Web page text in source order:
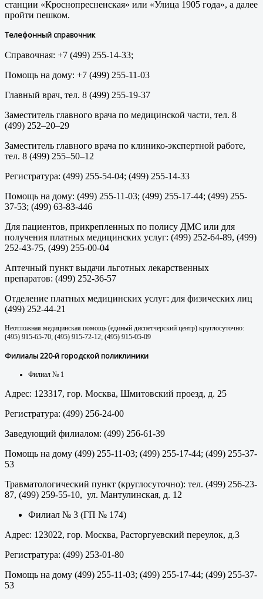
станции «Кроснопресненская» или «Улица 1905 года», а далее
пройти пешком.
Телефонный справочник
Справочная: +7 (499) 255-14-33;
Помощь на дому: +7 (499) 255-11-03
Главный врач, тел. 8 (499) 255-19-37
Заместитель главного врача по медицинской части, тел. 8
(499) 252–20–29
Заместитель главного врача по клинико-экспертной работе,
тел. 8 (499) 255–50–12
Регистратура: (499) 255-54-04; (499) 255-14-33
Помощь на дому: (499) 255-11-03; (499) 255-17-44; (499) 255-
37-53; (499) 63-83-446
Для пациентов, прикрепленных по полису ДМС или для
получения платных медицинских услуг: (499) 252-64-89, (499)
252-43-75, (499) 255-00-04
Аптечный пункт выдачи льготных лекарственных
препаратов: (499) 252-36-57
Отделение платных медицинских услуг: для физических лиц
(499) 252-44-21
Неотложная медицинская помощь (единый диспетчерский центр) круглосуточно:
(495) 915-65-70; (495) 915-72-12; (495) 915-05-09
Филиалы 220-й городской поликлиники
Филиал № 1
Адрес: 123317, гор. Москва, Шмитовский проезд, д. 25
Регистратура: (499) 256-24-00
Заведующий филиалом: (499) 256-61-39
Помощь на дому (499) 255-11-03; (499) 255-17-44; (499) 255-37-
53
Травматологический пункт (круглосуточно): тел. (499) 256-23-
87, (499) 259-55-10, ул. Мантулинская, д. 12
Филиал № 3 (ГП № 174)
Адрес: 123022, гор. Москва, Расторгуевский переулок, д.3
Регистратура: (499) 253-01-80
Помощь на дому (499) 255-11-03; (499) 255-17-44; (499) 255-37-
53